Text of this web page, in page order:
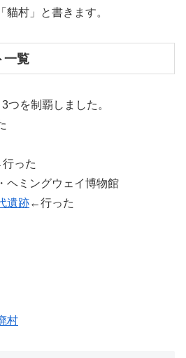
村」と書きます。
一覧
つを制覇しました。
った
ヘミングウェイ博物館
遺跡←行った
村